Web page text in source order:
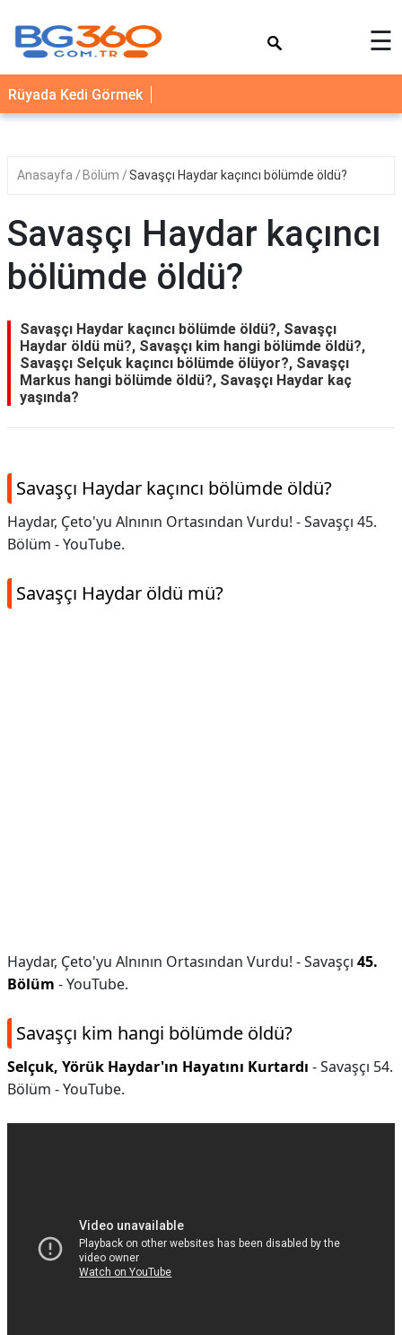
YEMEK
TARİFLERİ
SAĞLIK
İLETİŞİM
☰
Rüyada Kedi Görmek
Anasayfa Bölüm Savaşçı Haydar kaçıncı bölümde öldü?
Savaşçı Haydar kaçıncı
bölümde öldü?
Savaşçı Haydar kaçıncı bölümde öldü?, Savaşçı
Haydar öldü mü?, Savaşçı kim hangi bölümde öldü?,
Savaşçı Selçuk kaçıncı bölümde ölüyor?, Savaşçı
Markus hangi bölümde öldü?, Savaşçı Haydar kaç
yaşında?
Savaşçı Haydar kaçıncı bölümde öldü?
Haydar, Çeto'yu Alnının Ortasından Vurdu! - Savaşçı 45.
Bölüm - YouTube.
Savaşçı Haydar öldü mü?
Haydar, Çeto'yu Alnının Ortasından Vurdu! - Savaşçı 45.
Bölüm - YouTube.
Savaşçı kim hangi bölümde öldü?
Selçuk, Yörük Haydar'ın Hayatını Kurtardı - Savaşçı 54.
Bölüm - YouTube.